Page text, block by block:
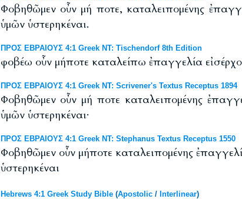
Φοβηθῶμεν οὖν μή ποτε, καταλειπομένης
ὑμῶν ὑστερηκέναι.
ΠΡΟΣ ΕΒΡΑΙΟΥΣ 4:1 Greek NT: Tischendorf 8th Edition
φοβέω οὖν μήποτε καταλείπω ἐπαγγελία
ΠΡΟΣ ΕΒΡΑΙΟΥΣ 4:1 Greek NT: Scrivener's Textus Receptus 1894
Φοβηθῶμεν οὖν μή ποτε καταλειπομένης
ὑμῶν ὑστερηκέναι·
ΠΡΟΣ ΕΒΡΑΙΟΥΣ 4:1 Greek NT: Stephanus Textus Receptus 1550
Φοβηθῶμεν οὖν μήποτε καταλειπομένης
ὑστερηκέναι
Hebrews 4:1 Greek Study Bible(Apostolic/ Interlinear)